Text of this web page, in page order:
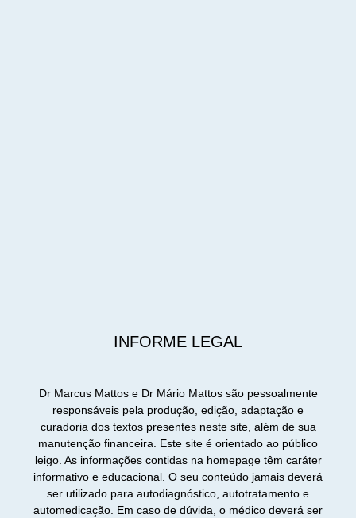
INFORME LEGAL
Dr Marcus Mattos e Dr Mário Mattos são pessoalmente
responsáveis pela produção, edição, adaptação e
curadoria dos textos presentes neste site, além de sua
manutenção financeira. Este site é orientado ao público
leigo. As informações contidas na homepage têm caráter
informativo e educacional. O seu conteúdo jamais deverá
ser utilizado para autodiagnóstico, autotratamento e
automedicação. Em caso de dúvida, o médico deverá ser